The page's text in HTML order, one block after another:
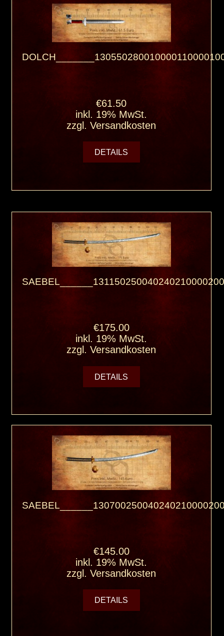
€61.50
inkl. 19% MwSt.
zzgl.Versandkosten
DETAILS
€175.00
inkl. 19% MwSt.
zzgl.Versandkosten
DETAILS
€145.00
inkl. 19% MwSt.
zzgl.Versandkosten
DETAILS